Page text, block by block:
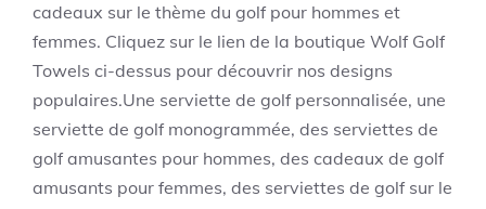
cadeaux sur le thème du golf pour hommes et
femmes. Cliquez sur le lien de la boutique Wolf Golf
Towels ci-dessus pour découvrir nos designs
populaires.Une serviette de golf personnalisée, une
serviette de golf monogrammée, des serviettes de
golf amusantes pour hommes, des cadeaux de golf
amusants pour femmes, des serviettes de golf sur le